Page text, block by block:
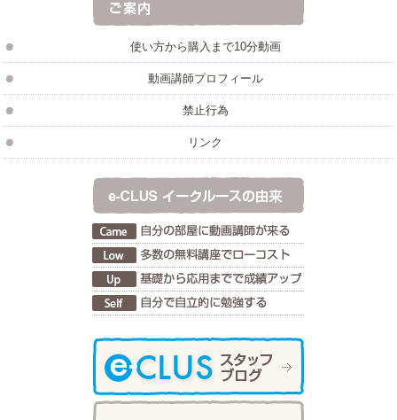
使い方から購入まで10分動画
動画講師プロフィール
禁止行為
リンク